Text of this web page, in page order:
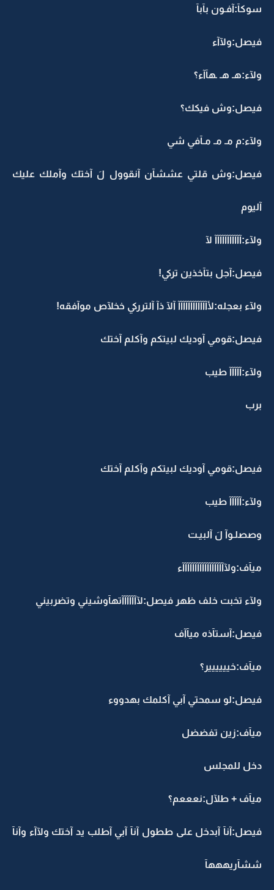
سوكآ:آفـون بآبآ
فيصل:ولآآء
ولآء:هـ هـ ـهآآء؟
فيصل:وش فيكك؟
ولآء:م مـ مـ مـآفي شي
فيصل:وش قلتي عششآن آنقوول لَ آختك وآملك عليك
آليوم
ولآء:آآآآآآآآآآآ لآ
فيصل:آجل بتآخذين تركي!
ولآء بعجله:لأآآآآآآآآآآآآ آلآ ذآ آلترركي خخلآص موآفقه!
فيصل:قومي آوديك لبيتكم وآكلم آختك
ولآء:آآآآآ طيب
برب
فيصل:قومي آوديك لبيتكم وآكلم آختك
ولآء:آآآآآ طيب
وصصلـوآ لَ آلبيـت
ميآف:ولآآآآآآآآآآآآآآآآآآء
ولآء تخبت خلف ظهر فيصل:لآآآآآآآتهآوشيني وتضربيني
فيصل:آستآذه ميآآف
ميآف:خيييييير؟
فيصل:لو سمحتي آبي آكلمك بهدووء
ميآف:زين تفضضل
دخل للمجلس
ميآف + طلآل:نعععم؟
فيصل:آنآ آبدخل على ططول آنآ آبي آطلب يد آختك ولآآء وآنآ
ششآريهههآ